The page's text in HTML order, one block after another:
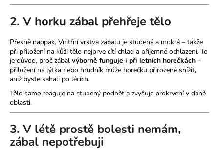
2. V horku zábal přehřeje tělo
Přesně naopak. Vnitřní vrstva zábalu je studená a mokrá – takže
při přiložení na kůži tělo nejprve cítí chlad a příjemné ochlazení. To
je důvod, proč zábal výborně funguje i při letních horečkách –
přiložení na lýtka nebo hrudník může horečku přirozeně snížit,
aniž byste sahali po lécích.
Tělo samo reaguje na studený podnět a zvyšuje prokrvení v dané
oblasti.
3. V létě prostě bolesti nemám,
zábal nepotřebuji
D
o
p
o
r
u
č
u
j
e
m
e